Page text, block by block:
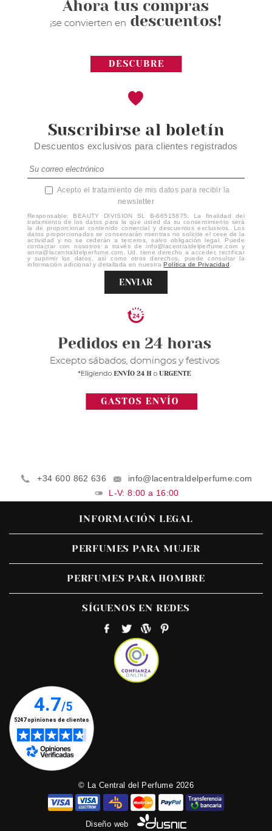
Suscribirse al boletín
Descuentos exclusivos para clientes registrados
Acepto el tratamiento de mis datos para recibir la
newsletter
Responsable: BEAUTY DIVISION SL B-66515875. La finalidad del
tratamiento de los datos para la que usted da su consentimiento será
la de proporcionar contenido comercial y descuentos exclusivos. Los
datos proporcionados se conservarán mientras no solicite el cese de la
actividad y no se cederán a terceros, salvo obligación legal. Puede
contactar con nosotros a través de info@lacentraldelperfume.com y
anna@lacentraldelperfume.com. Ud. tiene derecho a acceder, rectificar
y suprimir los datos, así como otros derechos, puede consultar la
información adicional y detallada en nuestraPolítica de Privacidad
ENVIAR
+34 600 862 636
info@lacentraldelperfume.com
L-V: 8:00 a 16:00
INFORMACIÓN LEGAL
PERFUMES PARA MUJER
PERFUMES PARA HOMBRE
SÍGUENOS EN REDES
© La Central del Perfume 2026
Diseño web